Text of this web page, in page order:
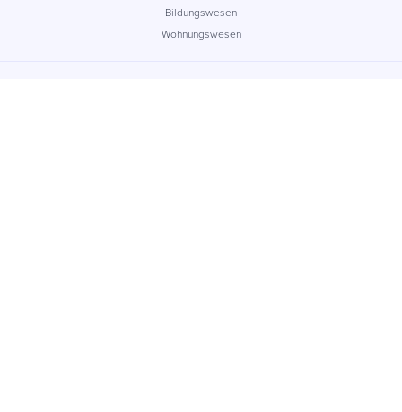
Bildungswesen
Wohnungswesen